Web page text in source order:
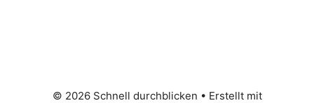
© 2026 Schnell durchblicken • Erstellt mit